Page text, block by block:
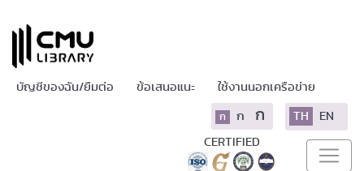
บัญชีของฉัน/ยืมต่อ ข้อเสนอแนะ ใช้งานนอกเครือข่าย
ก ก ก TH EN
CERTIFIED